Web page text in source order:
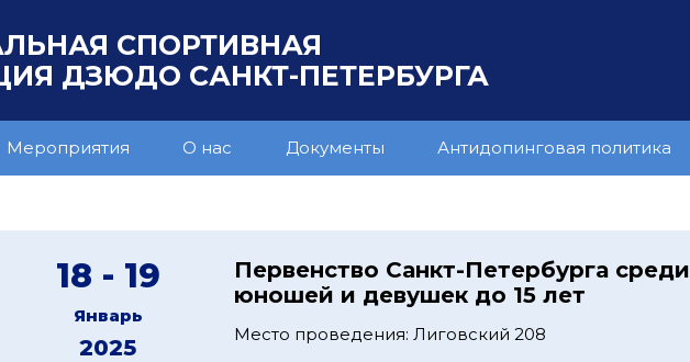
СПОРТИВНАЯ
ДЗЮДО САНКТ-ПЕТЕРБУРГА
Мероприятия О нас Документы Антидопинговая политика
18 - 19
Январь
2025
Первенство Санкт-Петербурга среди
юношей и девушек до 15 лет
Место проведения: Лиговский 208